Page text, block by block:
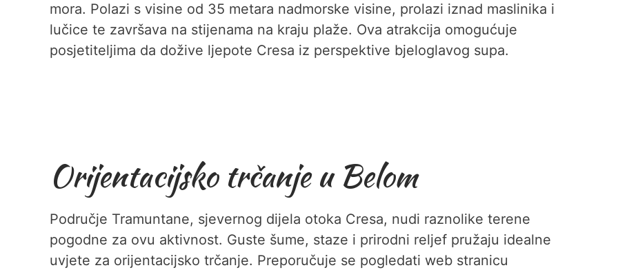
mora. Polazi s visine od 35 metara nadmorske visine, prolazi iznad maslinika i
lučice te završava na stijenama na kraju plaže. Ova atrakcija omogućuje
posjetiteljima da dožive ljepote Cresa iz perspektive bjeloglavog supa.
Orijentacijsko trčanje u Belom
Područje Tramuntane, sjevernog dijela otoka Cresa, nudi raznolike terene
pogodne za ovu aktivnost. Guste šume, staze i prirodni reljef pružaju idealne
uvjete za orijentacijsko trčanje. Preporučuje se pogledati web stranicu